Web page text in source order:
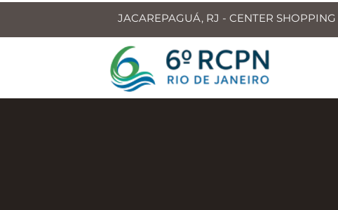
JACAREPAGUÁ, RJ - CENTER